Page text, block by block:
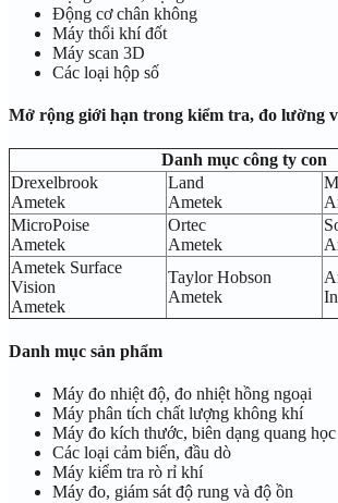
Động cơ chân không
Máy thổi khí đốt
Máy scan 3D
Các loại hộp số
Mở rộng giới hạn trong kiểm tra, đo lường
Danh mục công ty con
Drexelbrook
Ametek
Land
Ametek
MicroPoise
Ametek
Ortec
Ametek
Ametek Surface
Vision
Ametek
Taylor Hobson
Ametek
Danh mục sản phẩm
Máy đo nhiệt độ, đo nhiệt hồng ngoại
Máy phân tích chất lượng không khí
Máy đo kích thước, biên dạng quang học
Các loại cảm biến, đầu dò
Máy kiểm tra rò rỉ khí
Máy đo, giám sát độ rung và độ ồn